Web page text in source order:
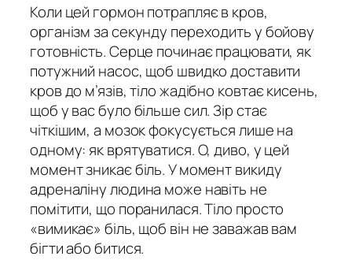
Коли цей гормон потрапляє в кров,
організм за секунду переходить у бойову
готовність. Серце починає працювати, як
потужний насос, щоб швидко доставити
кров до м’язів, тіло жадібно ковтає кисень,
щоб у вас було більше сил. Зір стає
чіткішим, а мозок фокусується лише на
одному: як врятуватися. О, диво, у цей
момент зникає біль. У момент викиду
адреналіну людина може навіть не
помітити, що поранилася. Тіло просто
«вимикає» біль, щоб він не заважав вам
бігти або битися.